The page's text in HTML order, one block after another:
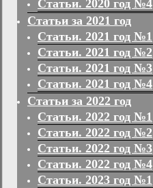
Статьи. 2020 год №4
Статьи за 2021 год
Статьи. 2021 год №1
Статьи. 2021 год №2
Статьи. 2021 год №3
Статьи. 2021 год №4
Статьи за 2022 год
Статьи. 2022 год №1
Статьи. 2022 год №2
Статьи. 2022 год №3
Статьи. 2022 год №4
Статьи. 2023 год №1